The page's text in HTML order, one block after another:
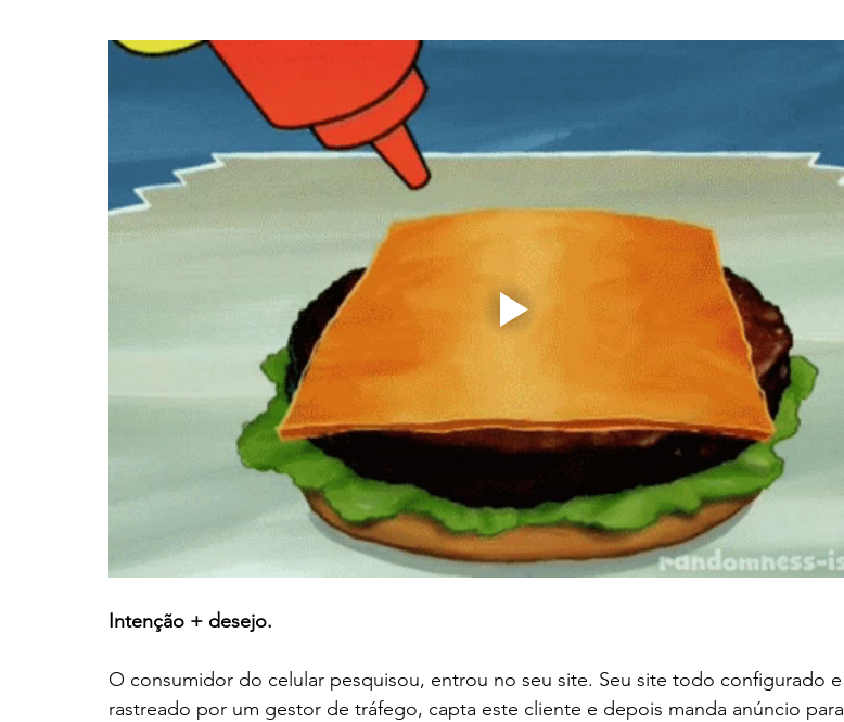
Intenção + desejo.
O consumidor do celular pesquisou, entrou no seu site. Seu site todo configurado e
rastreado por um gestor de tráfego, capta este cliente e depois manda anúncio para